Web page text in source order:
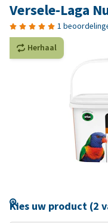
Versele-Laga
1
Herhaal
Kies uw product (2